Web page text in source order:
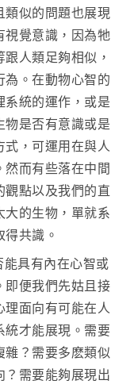
類似的問題也展現
視覺意識，因為牠
人類足夠相似，
為。在動物心智的
系統的運作，或是
物是否有意識或是
式，可運用在與人
而有些落在中間
觀點以及我們的直
大的生物，單就系
共識。
具有內在心智或
即便我們先姑且接
理面向有可能在人
統才能展現。需要
雜？需要多麽類似
？需要能夠展現出